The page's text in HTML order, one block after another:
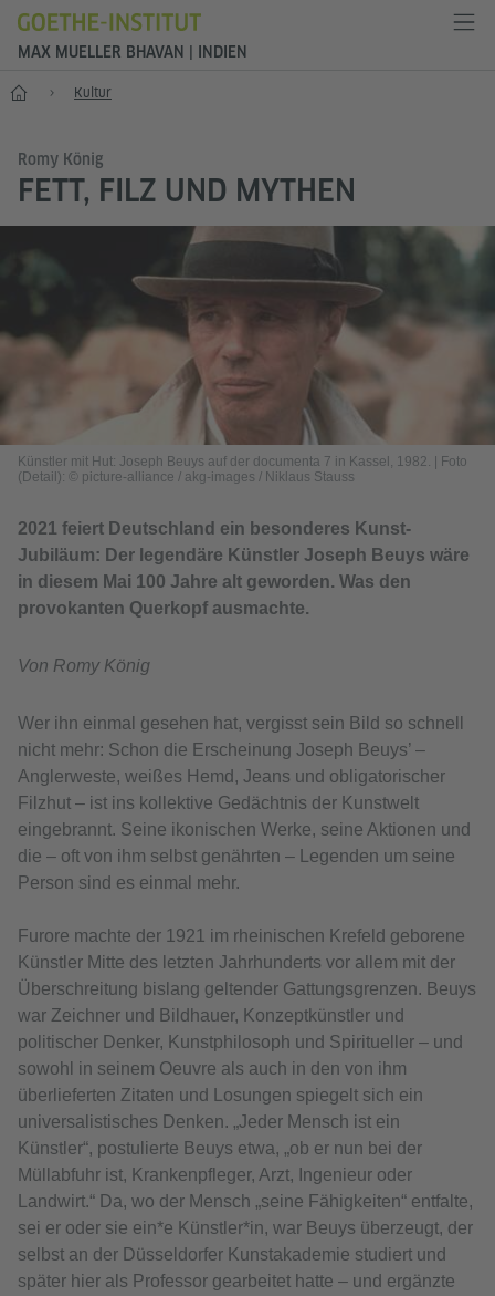
MAX MUELLER BHAVAN | INDIEN
Start Kultur
Romy König
FETT, FILZ UND MYTHEN
Künstler mit Hut: Joseph Beuys auf der documenta 7 in Kassel, 1982. | Foto
(Detail): © picture-alliance / akg-images / Niklaus Stauss
2021 feiert Deutschland ein besonderes Kunst-
Jubiläum: Der legendäre Künstler Joseph Beuys wäre
in diesem Mai 100 Jahre alt geworden. Was den
provokanten Querkopf ausmachte.
Von Romy König
Wer ihn einmal gesehen hat, vergisst sein Bild so schnell
nicht mehr: Schon die Erscheinung Joseph Beuys’ –
Anglerweste, weißes Hemd, Jeans und obligatorischer
Filzhut – ist ins kollektive Gedächtnis der Kunstwelt
eingebrannt. Seine ikonischen Werke, seine Aktionen und
die – oft von ihm selbst genährten – Legenden um seine
Person sind es einmal mehr.
Furore machte der 1921 im rheinischen Krefeld geborene
Künstler Mitte des letzten Jahrhunderts vor allem mit der
Überschreitung bislang geltender Gattungsgrenzen. Beuys
war Zeichner und Bildhauer, Konzeptkünstler und
politischer Denker, Kunstphilosoph und Spiritueller – und
sowohl in seinem Oeuvre als auch in den von ihm
überlieferten Zitaten und Losungen spiegelt sich ein
universalistisches Denken. „Jeder Mensch ist ein
Künstler“, postulierte Beuys etwa, „ob er nun bei der
Müllabfuhr ist, Krankenpfleger, Arzt, Ingenieur oder
Landwirt.“ Da, wo der Mensch „seine Fähigkeiten“ entfalte,
sei er oder sie ein*e Künstler*in, war Beuys überzeugt, der
selbst an der Düsseldorfer Kunstakademie studiert und
später hier als Professor gearbeitet hatte – und ergänzte